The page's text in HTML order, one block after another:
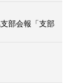
部会報「支部